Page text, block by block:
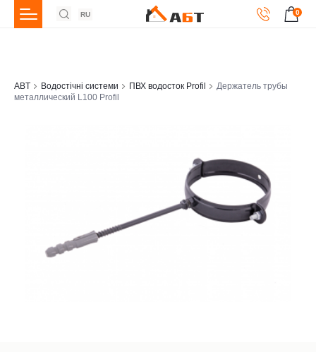
RU 0
ABT Водостічні системи ПВХ водосток Profil
Держатель трубы
металлический L100 Profil